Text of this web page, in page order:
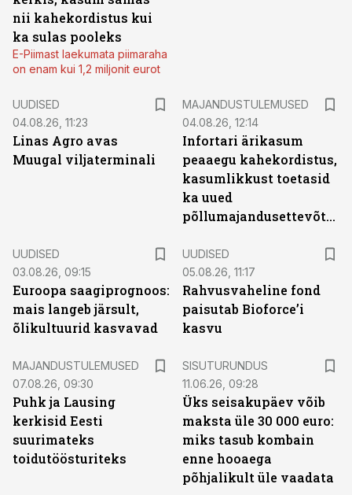
nii kahekordistus kui
ka sulas pooleks
E-Piimast laekumata piimaraha
on enam kui 1,2 miljonit eurot
UUDISED
04.08.26, 11:23
Linas Agro avas
Muugal viljaterminali
MAJANDUSTULEMUSED
04.08.26, 12:14
Infortari ärikasum
peaaegu kahekordistus,
kasumlikkust toetasid
ka uued
põllumajandusettevõtted
UUDISED
03.08.26, 09:15
Euroopa saagiprognoos:
mais langeb järsult,
õlikultuurid kasvavad
UUDISED
05.08.26, 11:17
Rahvusvaheline fond
paisutab Bioforce’i
kasvu
MAJANDUSTULEMUSED
07.08.26, 09:30
Puhk ja Lausing
kerkisid Eesti
suurimateks
toidutöösturiteks
SISUTURUNDUS
11.06.26, 09:28
Üks seisakupäev võib
maksta üle 30 000 euro:
miks tasub kombain
enne hooaega
põhjalikult üle vaadata